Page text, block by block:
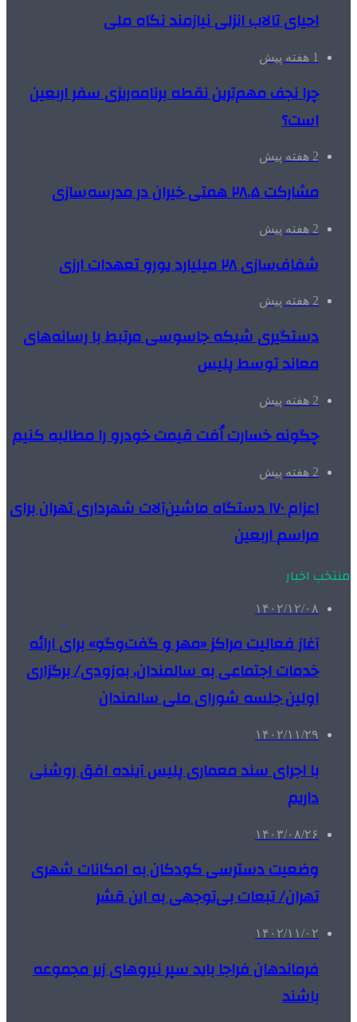
احیای تالاب انزلی نیازمند نگاه ملی
1 هفته پیش
چرا نجف مهم‌ترین نقطه برنامه‌ریزی سفر اربعین
است؟
2 هفته پیش
مشارکت ۲۸.۵ همتی خیران در مدرسه‌سازی
2 هفته پیش
شفاف‌سازی ۲۸ میلیارد یورو تعهدات ارزی
2 هفته پیش
دستگیری شبکه جاسوسی مرتبط با رسانه‌های
معاند توسط پلیس
2 هفته پیش
چگونه خسارت اُفت قیمت خودرو را مطالبه کنیم
2 هفته پیش
اعزام ۱۷۰ دستگاه ماشین‌آلات شهرداری تهران برای
مراسم اربعین
منتخب اخبار
۱۴۰۲/۱۲/۰۸
آغاز فعالیت مراکز «مهر و گفت‌وگو» برای ارائه
خدمات اجتماعی به سالمندان، به‌زودی/ برگزاری
اولین جلسه شورای ملی سالمندان
۱۴۰۲/۱۱/۲۹
با اجرای سند معماری پلیس آینده افق روشنی
داریم
۱۴۰۳/۰۸/۲۶
وضعیت دسترسی کودکان به امکانات شهری
تهران/ تبعات بی‌توجهی به این قشر
۱۴۰۲/۱۱/۰۲
فرماندهان فراجا باید سپر نیروهای زیر مجموعه
باشند